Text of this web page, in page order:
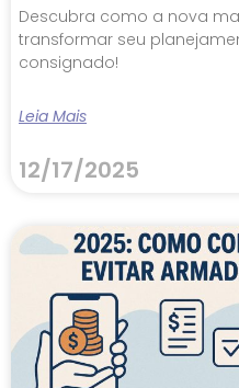
Descubra como a nova
transformar seu
consignado!
Leia Mais
12/17/2025